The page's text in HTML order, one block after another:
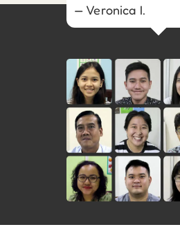
Veronica I.